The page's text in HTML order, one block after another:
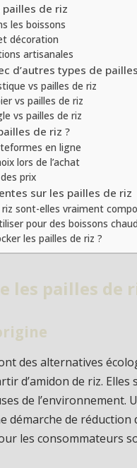
de riz
les boissons
décoration
artisanales
d’autres types de pailles
vs pailles de riz
vs pailles de riz
vs pailles de riz
de riz ?
en ligne
lors de l’achat
prix
sur les pailles de riz
riz sont-elles vraiment
pour des boissons
les pailles de riz ?
les pailles de
des alternatives
d’amidon de riz.
de
démarche de
les consommateurs